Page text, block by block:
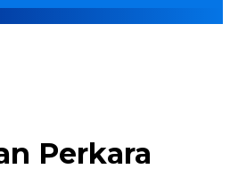
Perkara